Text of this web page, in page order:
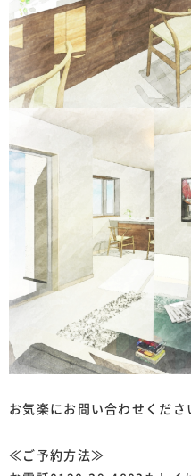
お気楽にお問い合わせくださ
≪ご予約方法≫